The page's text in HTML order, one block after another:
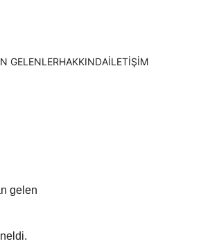
GELENLERHAKKINDAİLETIŞIM
gelen